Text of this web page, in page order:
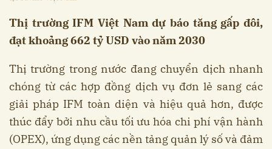
Thị trường IFM Việt Nam dự báo tăng gấp đôi,
đạt khoảng 662 tỷ USD vào năm 2030
Thị trường trong nước đang chuyển dịch nhanh
chóng từ các hợp đồng dịch vụ đơn lẻ sang các
giải pháp IFM toàn diện và hiệu quả hơn, được
thúc đẩy bởi nhu cầu tối ưu hóa chi phí vận hành
(OPEX), ứng dụng các nền tảng quản lý số và đảm